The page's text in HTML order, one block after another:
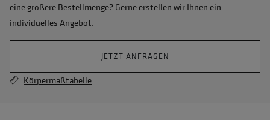
eine größere Bestellmenge? Gerne erstellen wir Ihnen ein
individuelles Angebot.
JETZT ANFRAGEN
Körpermaßtabelle